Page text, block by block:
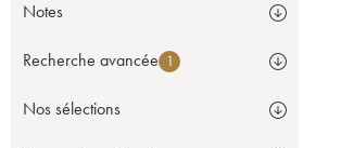
Notes
Recherche avancée 1
Nos sélections